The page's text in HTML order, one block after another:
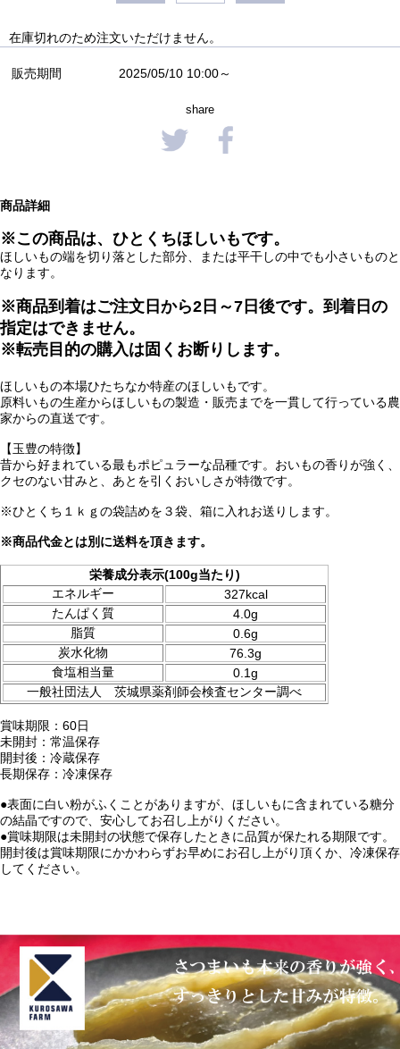
在庫切れのため注文いただけません。
販売期間 2025/05/10 10:00～
share
商品詳細
※この商品は、ひとくちほしいもです。
ほしいもの端を切り落とした部分、または平干しの中でも小さいものと
なります。
※商品到着はご注文日から2日～7日後です。到着日の
指定はできません。
※転売目的の購入は固くお断りします。
ほしいもの本場ひたちなか特産のほしいもです。
原料いもの生産からほしいもの製造・販売までを一貫して行っている農
家からの直送です。
【玉豊の特徴】
昔から好まれている最もポピュラーな品種です。おいもの香りが強く、
クセのない甘みと、あとを引くおいしさが特徴です。
※ひとくち１ｋｇの袋詰めを３袋、箱に入れお送りします。
※商品代金とは別に送料を頂きます。
栄養成分表示(100g当たり)
エネルギー
327kcal
たんぱく質
4.0g
脂質
0.6g
炭水化物
76.3g
食塩相当量
0.1g
一般社団法人 茨城県薬剤師会検査センター調べ
賞味期限：60日
未開封：常温保存
開封後：冷蔵保存
長期保存：冷凍保存
●表面に白い粉がふくことがありますが、ほしいもに含まれている糖分
の結晶ですので、安心してお召し上がりください。
●賞味期限は未開封の状態で保存したときに品質が保たれる期限です。
開封後は賞味期限にかかわらずお早めにお召し上がり頂くか、冷凍保存
してください。